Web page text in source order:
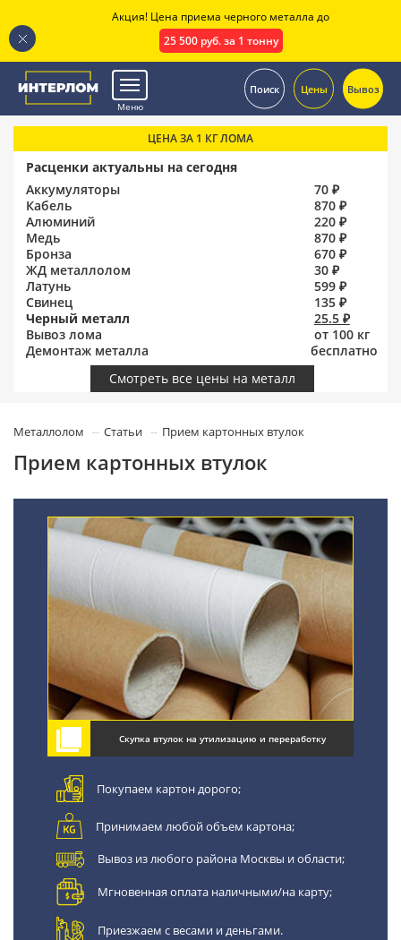
Меню
Поиск Цены Вывоз
ЦЕНА ЗА 1 КГ ЛОМА
Расценки актуальны на сегодня
Аккумуляторы
70 ₽
Кабель
870 ₽
Алюминий
220 ₽
Медь
870 ₽
Бронза
670 ₽
ЖД металлолом
30 ₽
Латунь
599 ₽
Свинец
135 ₽
Черный металл
25.5 ₽
Вывоз лома
от 100 кг
Демонтаж металла
бесплатно
Смотреть все цены на металл
Металлолом Статьи Прием картонных втулок
Прием картонных втулок
Скупка втулок на утилизацию и переработку
Покупаем картон дорого;
Принимаем любой объем картона;
Вывоз из любого района Москвы и области;
Мгновенная оплата наличными/на карту;
Приезжаем с весами и деньгами.
Акция! Цена приема черного металла до
25 500 руб. за 1 тонну
.